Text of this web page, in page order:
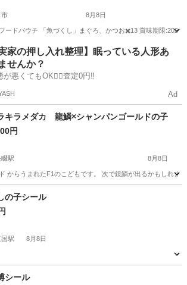
市 8月8日
ードパウチ 「魚づくし」まぐろ、かつお✖️13 賞味期限
の他
実家の押し入れ整理】眠っている人形あ
せんか？
が悪くてもOK🙆‍♀️査定0円‼️
Ad
キラメダカ 龍鱗×シャンパンゴールドの子
円
畷駅 8月8日
からうまれたF1のこどもです。 次で鏡鱗が出るかもしれま
四条畷駅
の子シール
駅 8月8日
三国駅
シール